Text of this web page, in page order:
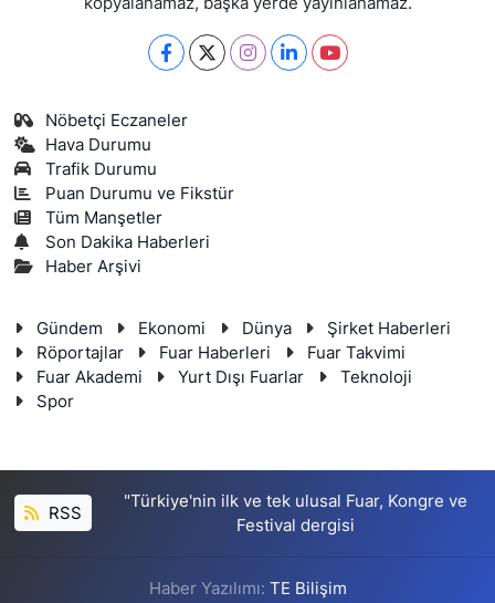
Nöbetçi Eczaneler
Hava Durumu
Trafik Durumu
Puan Durumu ve Fikstür
Tüm Manşetler
Son Dakika Haberleri
Haber Arşivi
Gündem Ekonomi Dünya
Şirket Haberleri
Röportajlar
Fuar Haberleri
Fuar Takvimi
Fuar Akademi
Yurt Dışı Fuarlar
Teknoloji
Spor
RSS
"Türkiye'nin ilk ve tek ulusal Fuar, Kongre ve
Festival dergisi
Haber Yazılımı: TE Bilişim